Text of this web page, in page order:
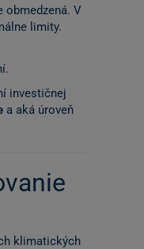
obmedzená. V
limity.
investičnej
a aká úroveň
klimatických